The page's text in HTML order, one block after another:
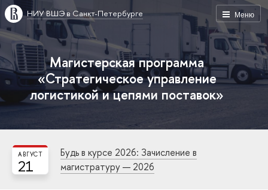
Меню
НИУ ВШЭ в Санкт-Петербурге
Магистерская программа
«Стратегическое управление
логистикой и цепями поставок»
21
АВГУСТ
Будь в курсе 2026: Зачисление в
магистратуру — 2026